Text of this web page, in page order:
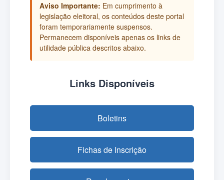
Aviso Importante: Em cumprimento à
legislação eleitoral, os conteúdos deste portal
foram temporariamente suspensos.
Permanecem disponíveis apenas os links de
utilidade pública descritos abaixo.
Links Disponíveis
Boletins
Fichas de Inscrição